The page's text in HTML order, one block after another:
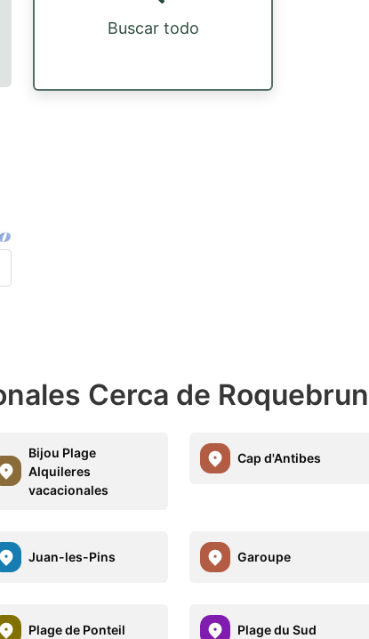
Buscar todo
Cerca de
Bijou Plage
Alquileres
vacacionales
Cap d'Antibes
Juan-les-Pins Garoupe
Plage de Ponteil Plage du Sud